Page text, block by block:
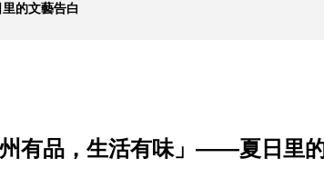
的文藝告白
州有品，生活有味」——夏日里